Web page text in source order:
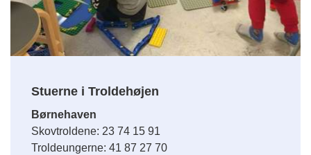
Stuerne i Troldehøjen
Børnehaven
Skovtroldene: 23 74 15 91
Troldeungerne: 41 87 27 70